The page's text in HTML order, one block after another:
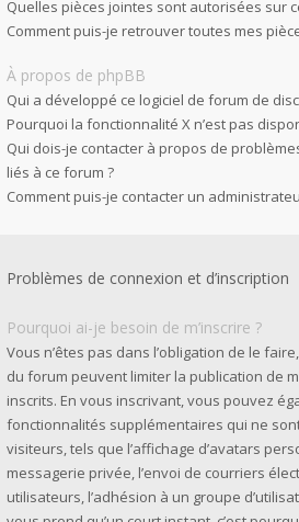
Quelles pièces jointes sont autorisées sur
Comment puis-je retrouver toutes mes
À propos de phpBB
Qui a développé ce logiciel de forum de
Pourquoi la fonctionnalité X n’est pas
Qui dois-je contacter à propos de
liés à ce forum ?
Comment puis-je contacter un
Problèmes de connexion et d’inscription
Pourquoi ai-je besoin de m’inscrire ?
Vous n’êtes pas dans l’obligation de le
du forum peuvent limiter la publication de
inscrits. En vous inscrivant, vous pouvez
fonctionnalités supplémentaires qui ne
visiteurs, tels que l’affichage d’avatars
messagerie privée, l’envoi de courriers
utilisateurs, l’adhésion à un groupe